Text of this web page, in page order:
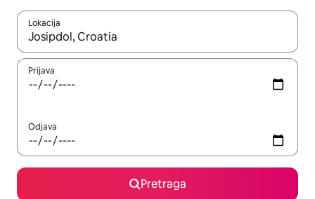
Lokacija
Kad su rezultati dostupni, možete da se krećete kroz njih
Prijava
Odjava
Pretraga